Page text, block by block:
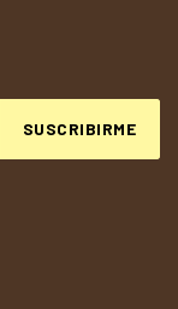
SUSCRIBIRME